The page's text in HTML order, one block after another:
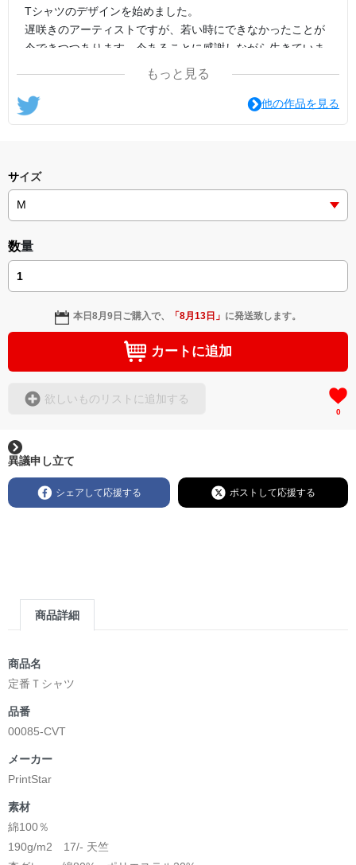
Tシャツのデザインを始めました。
遅咲きのアーティストですが、若い時にできなかったことが
今できつつあります。今あることに感謝しながら生きていま
末長く宜しくお願い申しあげます。
もっと見る
他の作品を見る
サイズ
数量
本日8月9日 ご購入で、 「8月13日 」 に発送致します。
カートに追加
欲しいものリストに追加する
0
異議申し立て
シェアして応援する ポストして応援する
商品詳細
商品名
定番Ｔシャツ
品番
00085-CVT
メーカー
PrintStar
素材
綿100％
190g/m2 17/- 天竺